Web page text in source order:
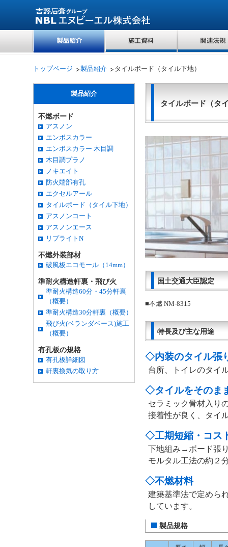
トップページ 製品紹介 タイルボード（タイル下地）
タイルボード（タ
国土交通大臣認定
■不燃 NM-8315
特長及び主な用途
◇内装のタイル張
台所、トイレのタイ
◇タイルをそのま
セラミック骨材入り
接着性が良く、タイ
◇工期短縮・コス
下地組み→ボード張
モルタル工法の約２
◇不燃材料
建築基準法で定めら
しています。
製品規格
製品紹介
不燃ボード
アスノン
エンボスカラー
エンボスカラー 木目調
木目調プラノ
ノキエイト
防火端部有孔
エクセルアール
タイルボード（タイル下地）
アスノンコート
アスノンエース
リプライトN
不燃外装部材
破風板エコモール（14mm）
準耐火構造軒裏・飛び火
準耐火構造60分・45分軒裏
（概要）
準耐火構造30分軒裏（概要）
飛び火(ベランダベース)施工
（概要）
有孔板の規格
有孔板詳細図
軒裏換気の取り方